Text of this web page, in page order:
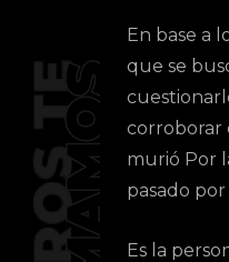
En base a
que se
corroborar
murió Por
pasado
Es la